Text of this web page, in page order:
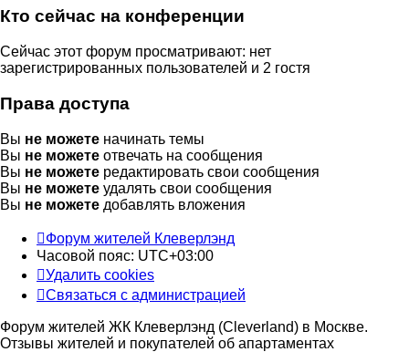
Кто сейчас на конференции
Сейчас этот форум просматривают: нет
зарегистрированных пользователей и 2 гостя
Права доступа
Вы не можете начинать темы
Вы не можете отвечать на сообщения
Вы не можете редактировать свои сообщения
Вы не можете удалять свои сообщения
Вы не можете добавлять вложения
Форум жителей Клеверлэнд
Часовой пояс: UTC+03:00
Удалить cookies
Связаться с администрацией
Форум жителей ЖК Клеверлэнд (Cleverland) в Москве.
Отзывы жителей и покупателей об апартаментах